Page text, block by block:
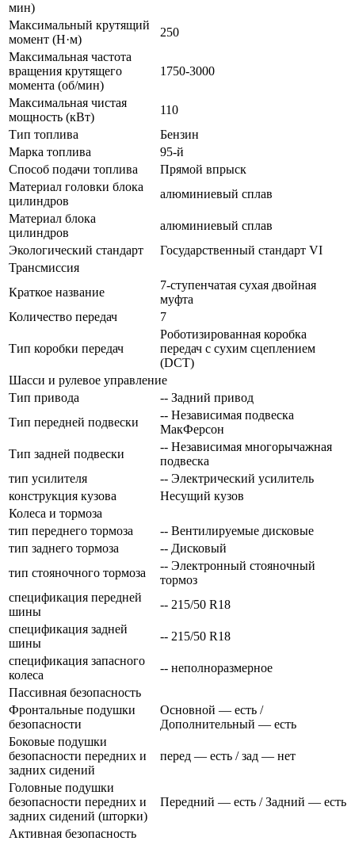
мин)
Максимальный крутящий
момент (Н·м)
250
Максимальная частота
вращения крутящего
момента (об/мин)
1750-3000
Максимальная чистая
мощность (кВт)
110
Тип топлива
Бензин
Марка топлива
95-й
Способ подачи топлива
Прямой впрыск
Материал головки блока
цилиндров
алюминиевый сплав
Материал блока
цилиндров
алюминиевый сплав
Экологический стандарт
Государственный стандарт VI
Трансмиссия
Краткое название
7-ступенчатая сухая двойная
муфта
Количество передач
7
Тип коробки передач
Роботизированная коробка
передач с сухим сцеплением
(DCT)
Шасси и рулевое управление
Тип привода
-- Задний привод
Тип передней подвески
-- Независимая подвеска
МакФерсон
Тип задней подвески
-- Независимая многорычажная
подвеска
тип усилителя
-- Электрический усилитель
конструкция кузова
Несущий кузов
Колеса и тормоза
тип переднего тормоза
-- Вентилируемые дисковые
тип заднего тормоза
-- Дисковый
тип стояночного тормоза
-- Электронный стояночный
тормоз
спецификация передней
шины
-- 215/50 R18
спецификация задней
шины
-- 215/50 R18
спецификация запасного
колеса
-- неполноразмерное
Пассивная безопасность
Фронтальные подушки
безопасности
Основной — есть /
Дополнительный — есть
Боковые подушки
безопасности передних и
задних сидений
перед — есть / зад — нет
Головные подушки
безопасности передних и
задних сидений (шторки)
Передний — есть / Задний — есть
Активная безопасность